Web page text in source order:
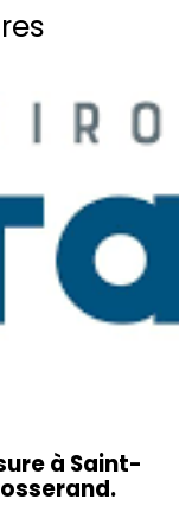
à Saint-